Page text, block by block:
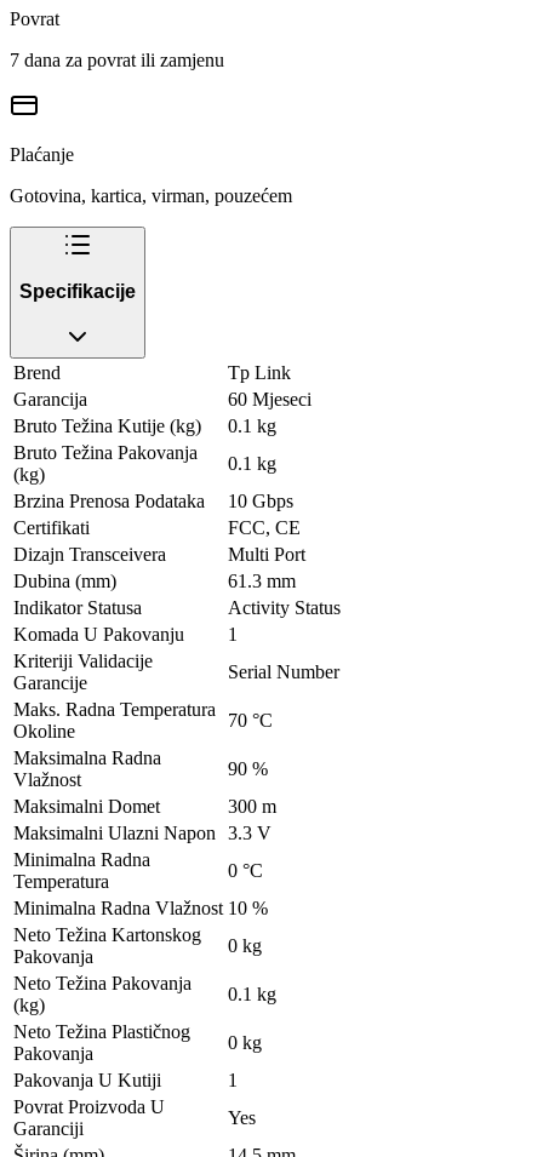
Povrat
7 dana za povrat ili zamjenu
Plaćanje
Gotovina, kartica, virman, pouzećem
Specifikacije
Brend
Tp Link
Garancija
60 Mjeseci
Bruto Težina Kutije (kg)
0.1 kg
Bruto Težina Pakovanja
(kg)
0.1 kg
Brzina Prenosa Podataka
10 Gbps
Certifikati
FCC, CE
Dizajn Transceivera
Multi Port
Dubina (mm)
61.3 mm
Indikator Statusa
Activity Status
Komada U Pakovanju
1
Kriteriji Validacije
Garancije
Serial Number
Maks. Radna Temperatura
Okoline
70 °C
Maksimalna Radna
Vlažnost
90 %
Maksimalni Domet
300 m
Maksimalni Ulazni Napon
3.3 V
Minimalna Radna
Temperatura
0 °C
Minimalna Radna Vlažnost 10 %
Neto Težina Kartonskog
Pakovanja
0 kg
Neto Težina Pakovanja
(kg)
0.1 kg
Neto Težina Plastičnog
Pakovanja
0 kg
Pakovanja U Kutiji
1
Povrat Proizvoda U
Garanciji
Yes